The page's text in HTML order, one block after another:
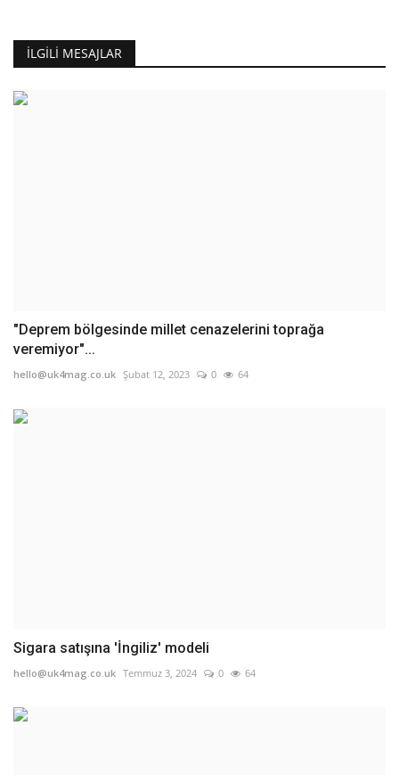
İLGILI MESAJLAR
"Deprem bölgesinde millet cenazelerini toprağa
veremiyor"...
hello@uk4mag.co.uk Şubat 12, 2023 0 64
Sigara satışına 'İngiliz' modeli
hello@uk4mag.co.uk Temmuz 3, 2024 0 64